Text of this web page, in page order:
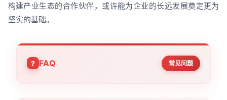
构建产业生态的合作伙伴，或许能为企业的长远发展奠定更为
坚实的基础。
FAQ 常见问题